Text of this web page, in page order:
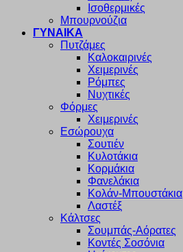
Ισοθερμικές
Μπουρνούζια
ΓΥΝΑΙΚΑ
Πυτζάμες
Καλοκαιρινές
Χειμερινές
Ρόμπες
Νυχτικές
Φόρμες
Χειμερινές
Εσώρουχα
Σουτιέν
Κυλοτάκια
Κορμάκια
Φανελάκια
Κολάν-Μπουστάκια
Λαστέξ
Κάλτσες
Σουμπάς-Αόρατες
Κοντές Σοσόνια